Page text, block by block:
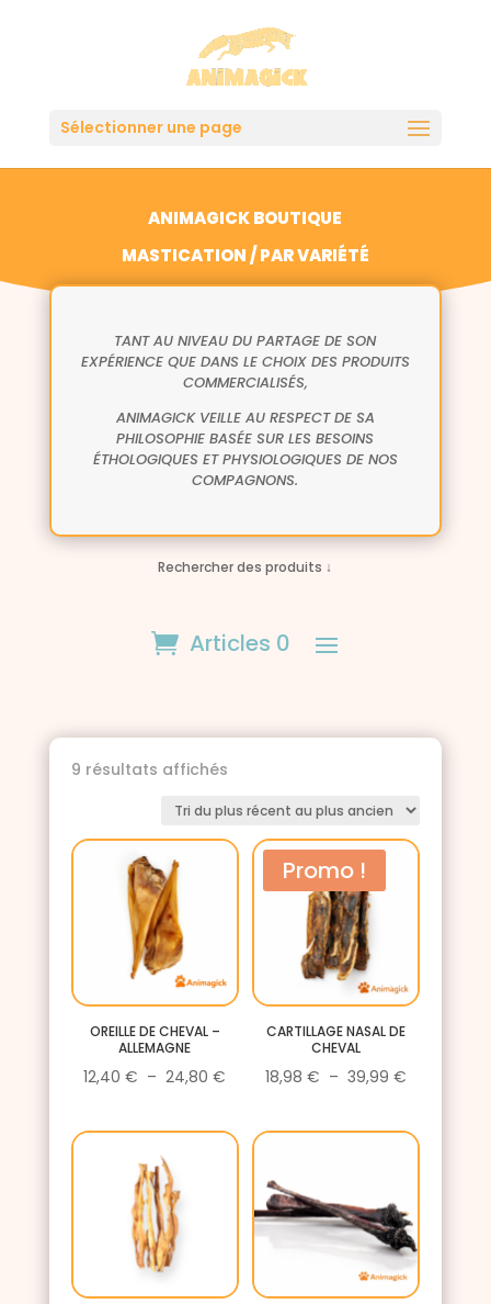
Sélectionner une page
ANIMAGICK BOUTIQUE
MASTICATION / PAR VARIÉTÉ
TANT AU NIVEAU DU PARTAGE DE SON
EXPÉRIENCE QUE DANS LE CHOIX DES PRODUITS
COMMERCIALISÉS,
ANIMAGICK VEILLE AU RESPECT DE SA
PHILOSOPHIE BASÉE SUR LES BESOINS
ÉTHOLOGIQUES ET PHYSIOLOGIQUES DE NOS
COMPAGNONS.
Rechercher des produits ↓
Articles 0
9 résultats affichésTrié
plus
au
ancien
OREILLE DE CHEVAL –
ALLEMAGNE
12,40€ – 24,80€ Plage
prix :
24,80 €
Promo !
CARTILLAGE NASAL DE
CHEVAL
18,98€ – 39,99€
prix :
39,99 €